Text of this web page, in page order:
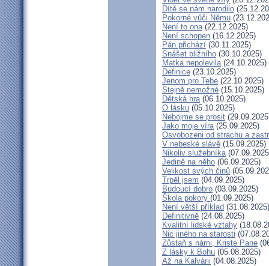
Dítě se nám narodilo
Pokorné vůči Němu
Není to ona(22.12.2025)
Není schopen (16.12.2025)
Pán přichází (30.11.2025)
Snášet bližního (30.10.2025)
Matka nepolevila(24.10.2025)
Definice (23.10.2025)
Jenom pro Tebe (22.10.2025)
Stejně nemožné (15.10.2025)
Dětská hra(06.10.2025)
O lásku (05.10.2025)
Nebojme se prosit
Jako moje víra(25.09.2025)
Osvobozeni od strachu a
V nebeské slávě (15.09.2025)
Nikoliv služebníka
Jedině na něho (06.09.2025)
Velikost svých činů
Trpěl jsem (04.09.2025)
Budoucí dobro (03.09.2025)
Škola pokory (01.09.2025)
Není větší příklad (31.08.2025)
Definitivně (24.08.2025)
Kvalitní lidské vztahy
Nic jiného na starosti
Zůstaň s námi, Kriste Pane
Z lásky k Bohu (05.08.2025)
Až na Kalvárii (04.08.2025)